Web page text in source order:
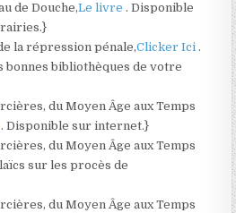
de Douche,Le livre. Disponible
la répression pénale,Clicker Ici.
bonnes bibliothèques de votre
du Moyen Âge aux Temps
. Disponible sur internet.}
du Moyen Âge aux Temps
sur les procès de
du Moyen Âge aux Temps